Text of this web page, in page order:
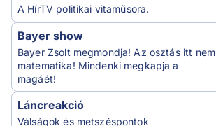
A HírTV politikai vitaműsora.
Bayer show
Bayer Zsolt megmondja! Az osztás itt nem
matematika! Mindenki megkapja a
magáét!
Láncreakció
Válságok és metszéspontok